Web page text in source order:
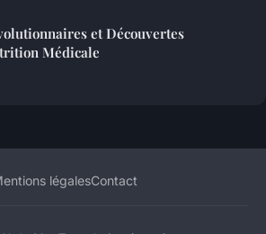
et Découvertes
Médicale
légalesContact